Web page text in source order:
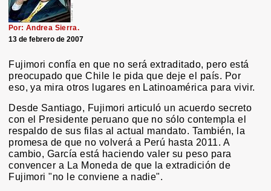
Por: Andrea Sierra.
13 de febrero de 2007
Fujimori confía en que no será extraditado, pero está
preocupado que Chile le pida que deje el país. Por
eso, ya mira otros lugares en Latinoamérica para vivir.
Desde Santiago, Fujimori articuló un acuerdo secreto
con el Presidente peruano que no sólo contempla el
respaldo de sus filas al actual mandato. También, la
promesa de que no volverá a Perú hasta 2011. A
cambio, García está haciendo valer su peso para
convencer a La Moneda de que la extradición de
Fujimori "no le conviene a nadie".